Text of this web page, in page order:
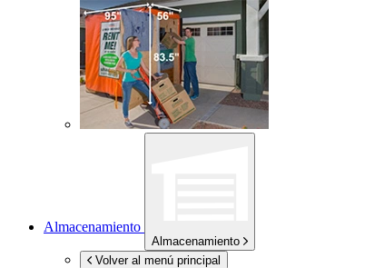
Almacenamiento
Almacenamiento
Volver al menú principal